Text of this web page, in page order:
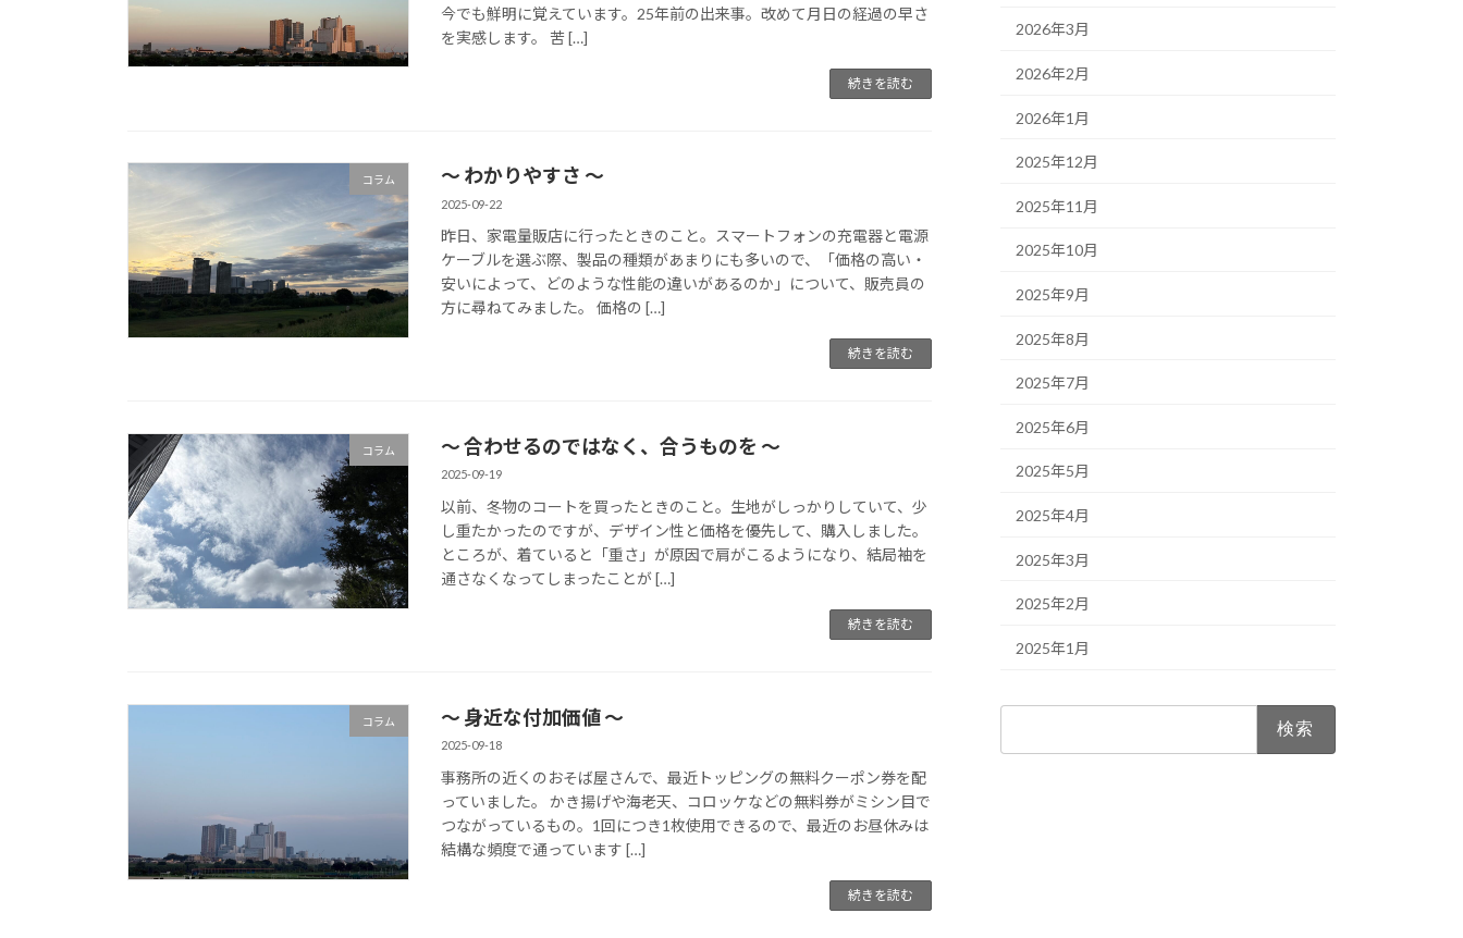
今でも鮮明に覚えています。25年前の出来事。改めて月日の経過の早さ
を実感します。 苦 […]
続きを読む
コラム 〜 わかりやすさ 〜
2025-09-22
昨日、家電量販店に行ったときのこと。スマートフォンの充電器と電源
ケーブルを選ぶ際、製品の種類があまりにも多いので、「価格の高い・
安いによって、どのような性能の違いがあるのか」について、販売員の
方に尋ねてみました。 価格の […]
続きを読む
コラム 〜 合わせるのではなく、合うものを 〜
2025-09-19
以前、冬物のコートを買ったときのこと。生地がしっかりしていて、少
し重たかったのですが、デザイン性と価格を優先して、購入しました。
ところが、着ていると「重さ」が原因で肩がこるようになり、結局袖を
通さなくなってしまったことが […]
続きを読む
コラム 〜 身近な付加価値 〜
2025-09-18
事務所の近くのおそば屋さんで、最近トッピングの無料クーポン券を配
っていました。 かき揚げや海老天、コロッケなどの無料券がミシン目で
つながっているもの。1回につき1枚使用できるので、最近のお昼休みは
結構な頻度で通っています […]
続きを読む
2026年3月
2026年2月
2026年1月
2025年12月
2025年11月
2025年10月
2025年9月
2025年8月
2025年7月
2025年6月
2025年5月
2025年4月
2025年3月
2025年2月
2025年1月